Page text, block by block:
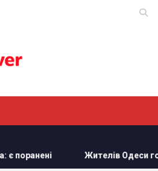
Жителів Одеси готують до захисту